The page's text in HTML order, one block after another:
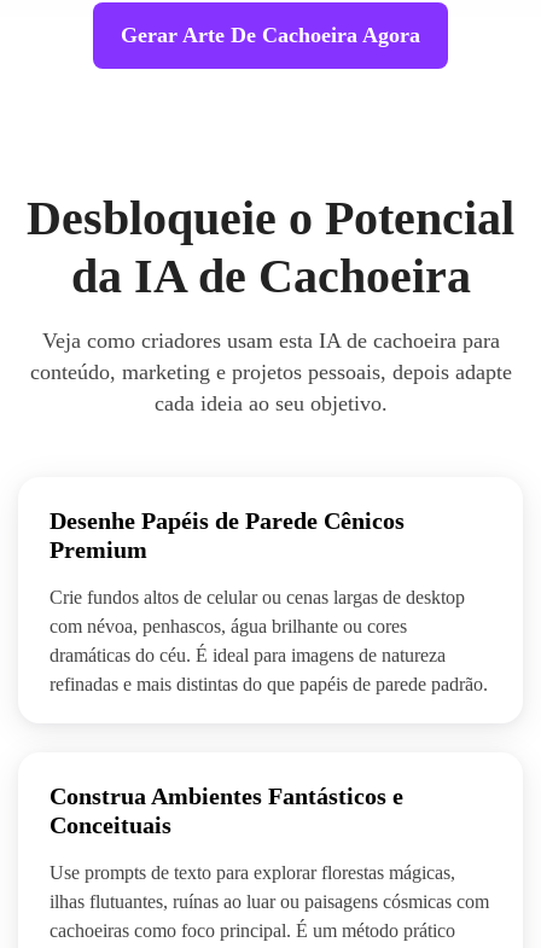
Gerar Arte De Cachoeira Agora
Desbloqueie o Potencial
da IA de Cachoeira
Veja como criadores usam esta IA de cachoeira para
conteúdo, marketing e projetos pessoais, depois adapte
cada ideia ao seu objetivo.
Desenhe Papéis de Parede Cênicos
Premium
Crie fundos altos de celular ou cenas largas de desktop
com névoa, penhascos, água brilhante ou cores
dramáticas do céu. É ideal para imagens de natureza
refinadas e mais distintas do que papéis de parede padrão.
Construa Ambientes Fantásticos e
Conceituais
Use prompts de texto para explorar florestas mágicas,
ilhas flutuantes, ruínas ao luar ou paisagens cósmicas com
cachoeiras como foco principal. É um método prático